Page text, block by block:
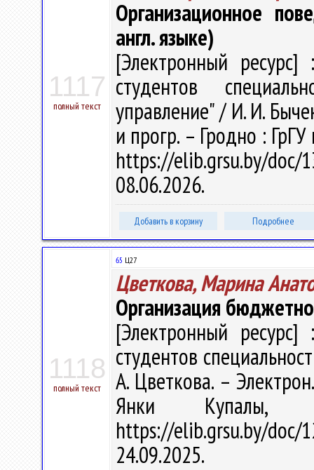
1117
полный текст
Организационное
англ. языке)
[Электронный ресурс]
студентов
управление" / И. И.
и прогр. – Гродно :
https://elib.grsu.by/
08.06.2026.
Добавить в корзину Подробнее
1118
полный текст
65 Ц27
Цветкова, Марина
Организация
[Электронный ресурс]
студентов
А. Цветкова. –
Янки Купалы,
https://elib.grsu.by/
24.09.2025.